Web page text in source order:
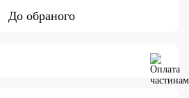
До обраного